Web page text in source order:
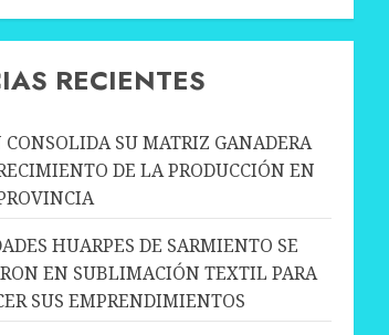
RECIENTES
CONSOLIDA SU MATRIZ GANADERA
DE LA PRODUCCIÓN EN
HUARPES DE SARMIENTO SE
EN SUBLIMACIÓN TEXTIL PARA
SUS EMPRENDIMIENTOS